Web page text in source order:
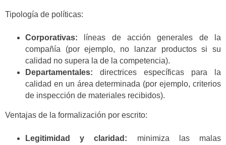
Tipología de políticas:
Corporativas: líneas de acción generales de la
compañía (por ejemplo, no lanzar productos si su
calidad no supera la de la competencia).
Departamentales: directrices específicas para la
calidad en un área determinada (por ejemplo, criterios
de inspección de materiales recibidos).
Ventajas de la formalización por escrito:
Legitimidad y claridad: minimiza las malas